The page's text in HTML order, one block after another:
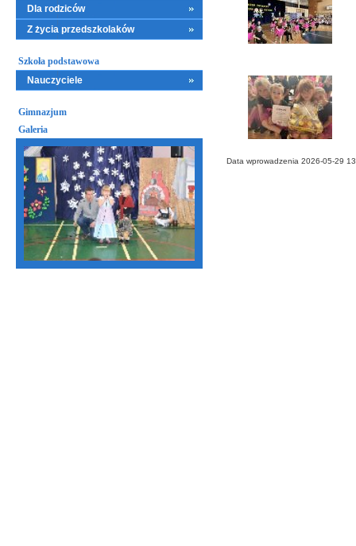
Dla rodziców
Z życia przedszkolaków
Szkoła podstawowa
Nauczyciele
Gimnazjum
Galeria
Data wprowadzenia 2026-05-29